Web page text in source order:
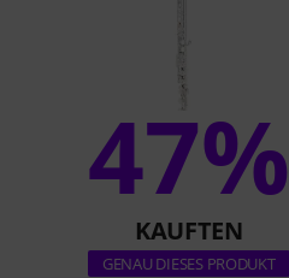
47%
KAUFTEN
GENAU DIESES PRODUKT